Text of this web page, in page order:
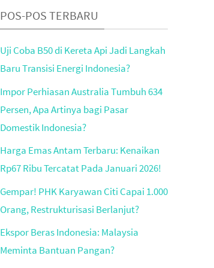
POS-POS TERBARU
Uji Coba B50 di Kereta Api Jadi Langkah
Baru Transisi Energi Indonesia?
Impor Perhiasan Australia Tumbuh 634
Persen, Apa Artinya bagi Pasar
Domestik Indonesia?
Harga Emas Antam Terbaru: Kenaikan
Rp67 Ribu Tercatat Pada Januari 2026!
Gempar! PHK Karyawan Citi Capai 1.000
Orang, Restrukturisasi Berlanjut?
Ekspor Beras Indonesia: Malaysia
Meminta Bantuan Pangan?